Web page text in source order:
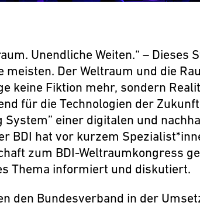
Unendliche Weiten.“ – Dieses
meisten. Der Weltraum und die
keine Fiktion mehr, sondern
für die Technologien der
System” einer digitalen und
BDI hat vor kurzem
zum BDI-Weltraumkongress
Thema informiert und diskutiert.
den Bundesverband in der